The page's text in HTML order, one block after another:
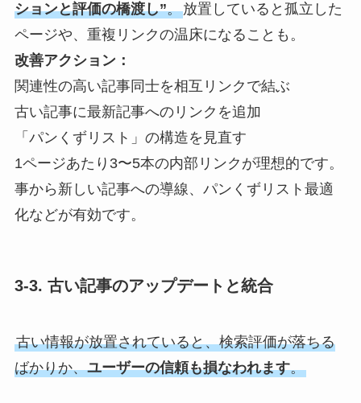
ションと評価の橋渡し”。放置していると孤立した
ページや、重複リンクの温床になることも。
改善アクション：
関連性の高い記事同士を相互リンクで結ぶ
古い記事に最新記事へのリンクを追加
「パンくずリスト」の構造を見直す
1ページあたり3〜5本の内部リンクが理想的です。
事から新しい記事への導線、パンくずリスト最適
化などが有効です。
3-3. 古い記事のアップデートと統合
古い情報が放置されていると、検索評価が落ちる
ばかりか、ユーザーの信頼も損なわれます。